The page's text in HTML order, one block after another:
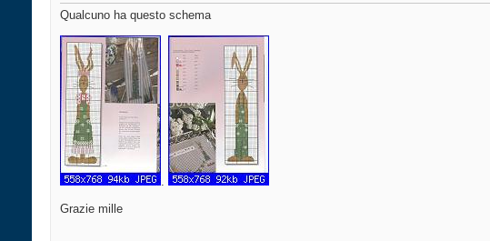
Qualcuno ha questo schema
.
Grazie mille